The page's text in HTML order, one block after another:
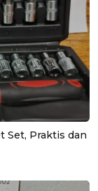
Set, Praktis dan